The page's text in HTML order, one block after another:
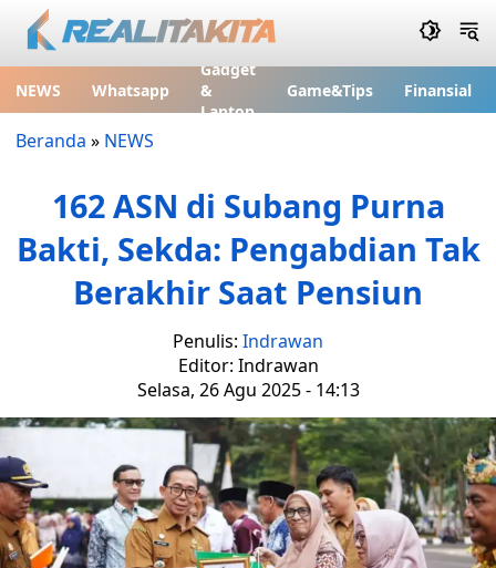
NEWS Whatsapp
Gadget
&
Laptop
Game&Tips Finansial
Beranda » NEWS
162 ASN di Subang Purna
Bakti, Sekda: Pengabdian Tak
Berakhir Saat Pensiun
Penulis: Indrawan
Editor: Indrawan
Selasa, 26 Agu 2025 - 14:13